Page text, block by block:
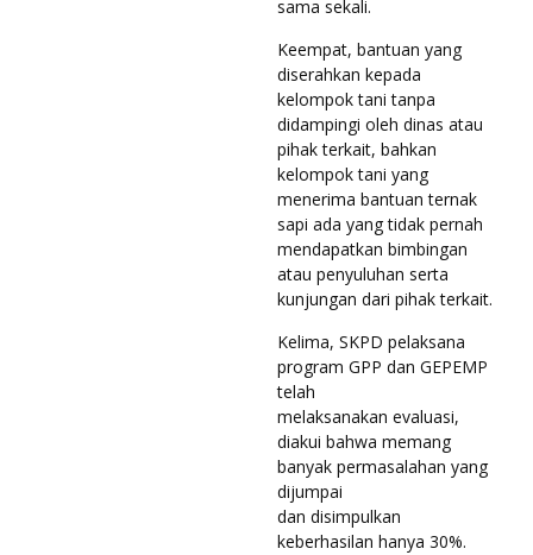
sama sekali.
Keempat, bantuan yang
diserahkan kepada
kelompok tani tanpa
didampingi oleh dinas atau
pihak terkait, bahkan
kelompok tani yang
menerima bantuan ternak
sapi ada yang tidak pernah
mendapatkan bimbingan
atau penyuluhan serta
kunjungan dari pihak terkait.
Kelima, SKPD pelaksana
program GPP dan GEPEMP
telah
melaksanakan evaluasi,
diakui bahwa memang
banyak permasalahan yang
dijumpai
dan disimpulkan
keberhasilan hanya 30%.